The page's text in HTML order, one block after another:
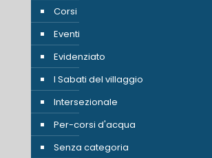
Corsi
Eventi
Evidenziato
I Sabati del villaggio
Intersezionale
Per-corsi d'acqua
Senza categoria